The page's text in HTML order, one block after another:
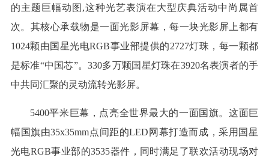
的主题巨幅动图,这种光艺表演在大型庆典活动中尚属首
次。其核心承载物是一面光影屏幕，每一块光影屏上都有
1024颗由国星光电RGB事业部提供的2727灯珠，每一颗都
是标准“中国芯”。330多万颗国星灯珠在3920名表演者的手
中共同汇聚的灵动流转光影屏。
5400平米巨幕，点亮全世界最大的一面国旗。这面巨
幅国旗由35x35mm点间距的LED网幕打造而成，采用国星
光电RGB事业部的3535器件，同时满足了联欢活动现场对